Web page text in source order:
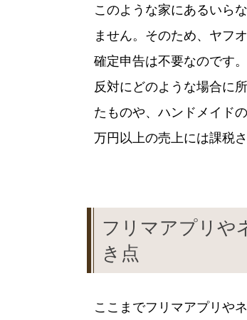
このような家にあるいら
ません。そのため、ヤフ
確定申告は不要なのです。
反対にどのような場合に
たものや、ハンドメイド
万円以上の売上には課税さ
フリマアプリや
き点
ここまでフリマアプリや